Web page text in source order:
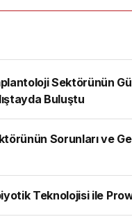
Sektörünün
Buluştu
Sorunları ve
Teknolojisi ile